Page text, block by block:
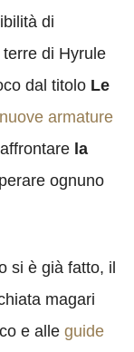
di
di Hyrule
dal titolo Le
nuove armature
la
ognuno
si è già fatto, il
magari
e alle guide